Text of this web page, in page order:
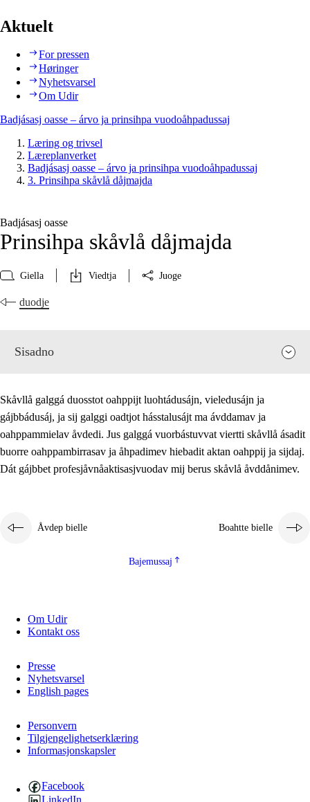
Aktuelt
For pressen
Høringer
Nyhetsvarsel
Om Udir
Badjásasj oasse – árvo ja prinsihpa vuodoåhpadussaj
Læring og trivsel
Læreplanverket
Badjásasj oasse – árvo ja prinsihpa vuodoåhpadussaj
3. Prinsihpa skåvlå dåjmajda
Badjásasj oasse
Prinsihpa skåvlå dåjmajda
Giella Viedtja Juoge
duodje
Sisadno
3. Prinsihpa skåvlå dåjmajda
3.2 Åhpadibme ja hiebadum åhpadus
3.3 Aktisasjbarggo sijda ja skåvlå gaskan
3.4 Åhpadus åhpadusvidnudagán ja barggoiellemin
3.5 Profesjåvnåaktisasjvuohta ja skåvllååvddånibme
Skåvllå galggá duosstot oahppijt luohtádusájn, vieledusájn ja
gájbbádusáj, ja sij galggi oadtjot hásstalusájt ma ávddamav ja
oahppammielav åvdedi. Jus galggá vuorbástuvvat viertti skåvllå ásadit
buorre oahppambirrasav ja åhpadimev hiebadit aktan oahppij ja sijdaj.
Dát gájbbet profesjåvnåaktisasjvuodav mij berus skåvlå åvddånimev.
Åvdep bielle Boahtte bielle
Bajemussaj
Om Udir
Kontakt oss
Presse
Nyhetsvarsel
English pages
Personvern
Tilgjengelighetserklæring
Informasjonskapsler
Facebook